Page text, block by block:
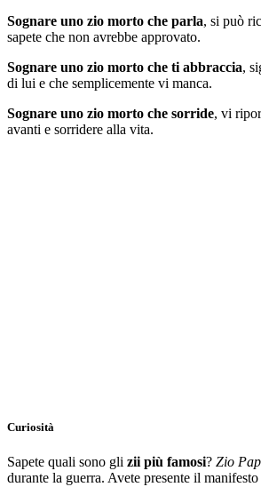
Sognare uno zio morto che parla, si può
sapete che non avrebbe approvato.
Sognare uno zio morto che ti abbraccia,
di lui e che semplicemente vi manca.
Sognare uno zio morto che sorride, vi
avanti e sorridere alla vita.
Curiosità
Sapete quali sono gli zii più famosi? Zio
durante la guerra. Avete presente il